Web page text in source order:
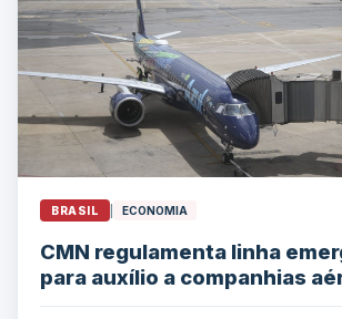
BRASIL ECONOMIA
CMN regulamenta linha
para auxílio a companhias